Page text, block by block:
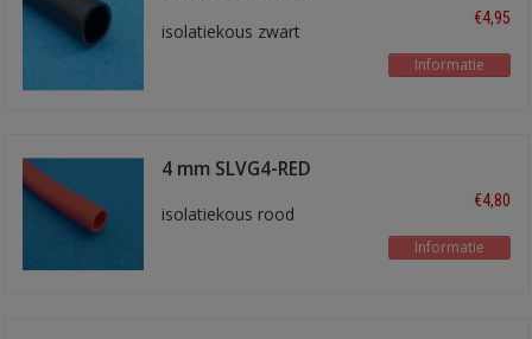
isolatiekous zwart
€4,95
Informatie
4 mm SLVG4-RED
isolatiekous rood
€4,80
Informatie